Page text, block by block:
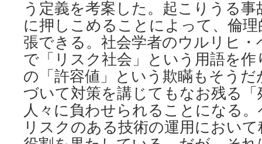
う定義を考案した。起こりうる
に押しこめることによって、倫
張できる。社会学者のウルリヒ
で「リスク社会」という用語を
の「許容値」という欺瞞もそう
づいて対策を講じてもなお残る
人々に負わせられることになる
リスクのある技術の運用におい